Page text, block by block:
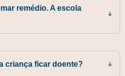
remédio. A escola
criança ficar doente?